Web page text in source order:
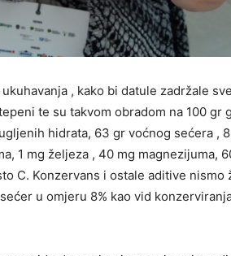
, kako bi datule zadržale
te su takvom obradom na 100 gr
hidrata, 63 gr voćnog sećera ,
1 mg željeza , 40 mg magnezijuma,
C. Konzervans i ostale aditive nismo
u omjeru 8% kao vid